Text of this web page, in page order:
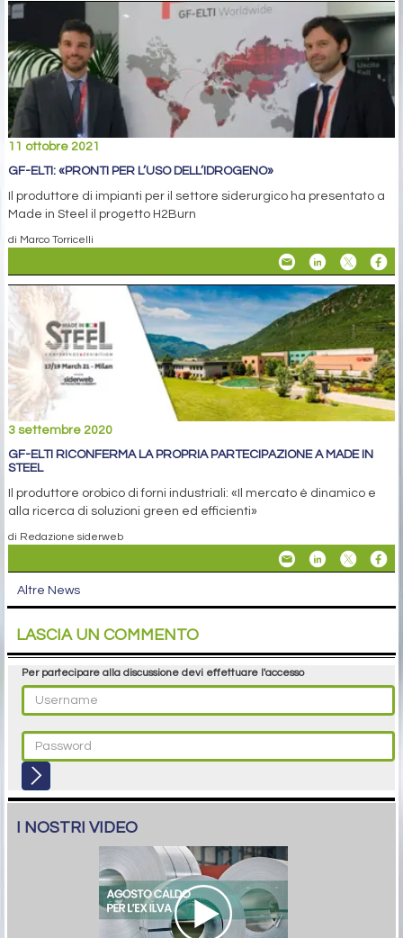
11 ottobre 2021
GF-ELTI: «PRONTI PER L’USO DELL’IDROGENO»
Il produttore di impianti per il settore siderurgico ha presentato a
Made in Steel il progetto H2Burn
di Marco Torricelli
3 settembre 2020
GF-ELTI RICONFERMA LA PROPRIA PARTECIPAZIONE A MADE IN
STEEL
Il produttore orobico di forni industriali: «Il mercato è dinamico e
alla ricerca di soluzioni green ed efficienti»
di Redazione siderweb
Altre News
LASCIA UN COMMENTO
Per partecipare alla discussione devi effettuare l'accesso
I NOSTRI VIDEO